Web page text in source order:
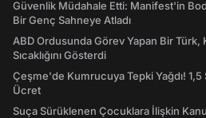
Güvenlik Müdahale Etti: Manifest'in
Bir Genç Sahneye Atladı
ABD Ordusunda Görev Yapan Bir
Sıcaklığını Gösterdi
Çeşme'de Kumrucuya Tepki Yağdı! 1,5
Ücret
Suça Sürüklenen Çocuklara İlişkin